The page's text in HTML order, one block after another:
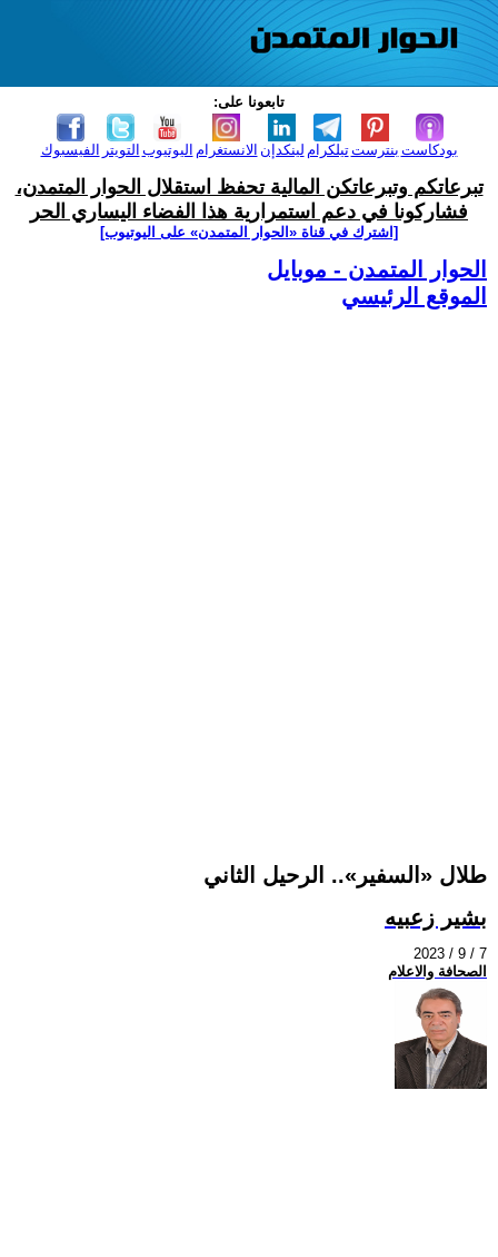
تابعونا على:
الفيسبوك التويتر اليوتيوب الانستغرام لينكدإن تيلكرامبنترست بودكاست
تبرعاتكم وتبرعاتكن المالية تحفظ استقلال الحوار المتمدن،
فشاركونا في دعم استمرارية هذا الفضاء اليساري الحر
[اشترك في قناة ‫«الحوار المتمدن» على اليوتيوب]
الحوار المتمدن - موبايل
الموقع الرئيسي
طلال «السفير».. الرحيل الثاني
بشير زعبيه
2023 / 9 / 7
الصحافة والاعلام